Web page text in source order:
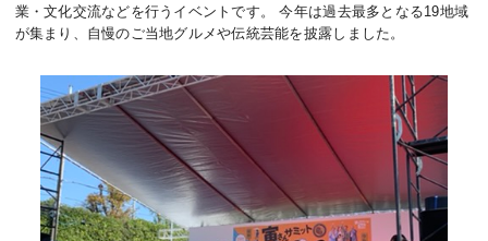
業・文化交流などを行うイベントです。 今年は過去最多となる19地域
が集まり、自慢のご当地グルメや伝統芸能を披露しました。